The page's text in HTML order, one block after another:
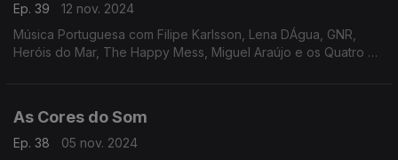
Ep. 39
12 nov. 2024
Música Portuguesa com Filipe Karlsson, Lena DÁgua, GNR,
Heróis do Mar, The Happy Mess, Miguel Araújo e os Quatro e
As Cores do Som
Ep. 38
05 nov. 2024